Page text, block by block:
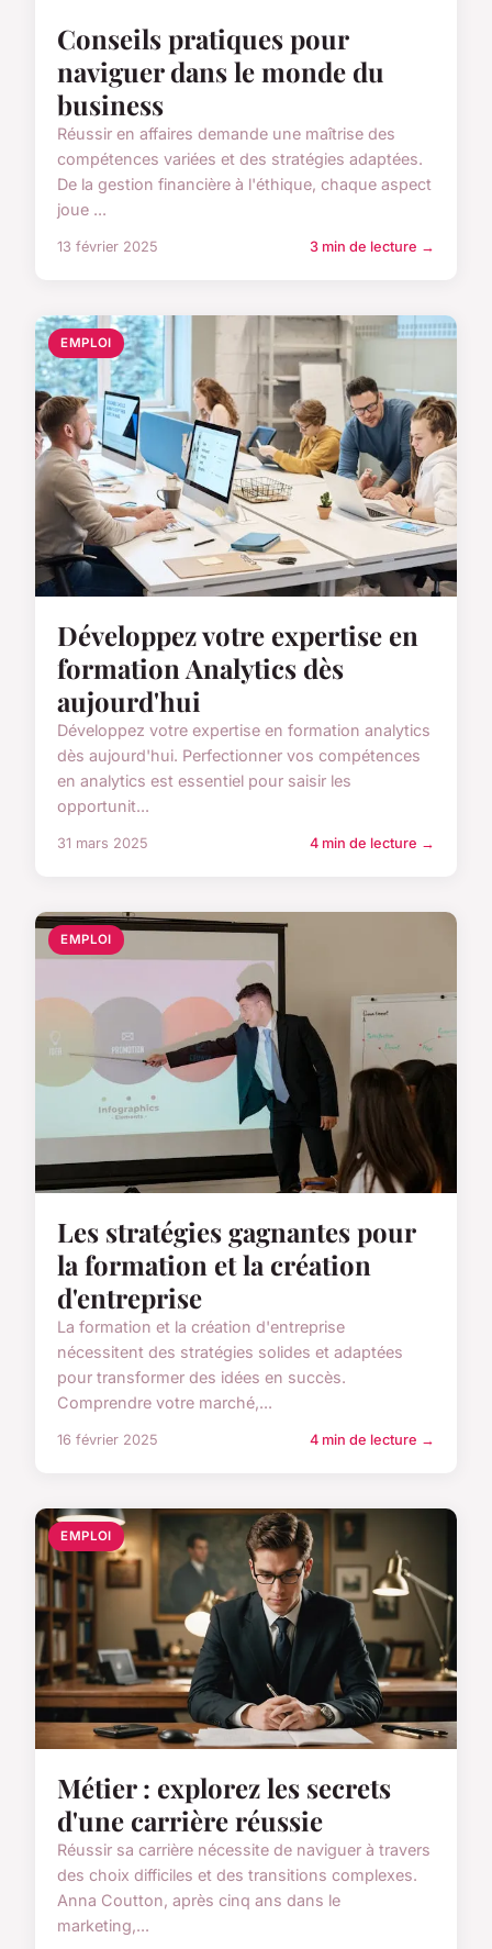
Conseils pratiques pour
naviguer dans le monde du
business
Réussir en affaires demande une maîtrise des
compétences variées et des stratégies adaptées.
De la gestion financière à l'éthique, chaque aspect
joue ...
13 février 2025 3 min de lecture →
EMPLOI
Développez votre expertise en
formation Analytics dès
aujourd'hui
Développez votre expertise en formation analytics
dès aujourd'hui. Perfectionner vos compétences
en analytics est essentiel pour saisir les
opportunit...
31 mars 2025 4 min de lecture →
EMPLOI
Les stratégies gagnantes pour
la formation et la création
d'entreprise
La formation et la création d'entreprise
nécessitent des stratégies solides et adaptées
pour transformer des idées en succès.
Comprendre votre marché,...
16 février 2025 4 min de lecture →
EMPLOI
Métier : explorez les secrets
d'une carrière réussie
Réussir sa carrière nécessite de naviguer à travers
des choix difficiles et des transitions complexes.
Anna Coutton, après cinq ans dans le
marketing,...